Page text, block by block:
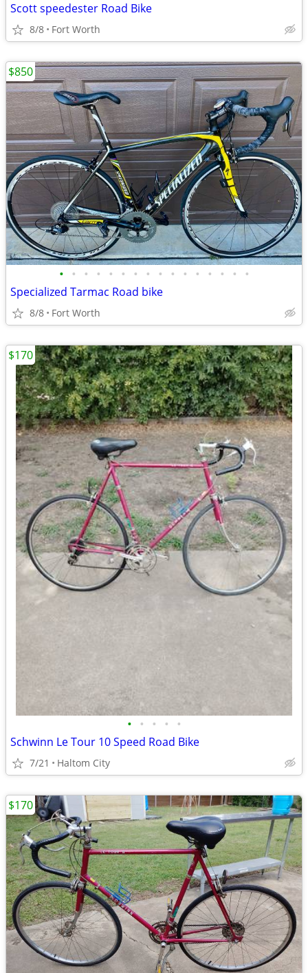
Scott speedester Road Bike
8/8 Fort Worth
• • • • • • • • • • • • • • • •
Specialized Tarmac Road bike
8/8 Fort Worth
$850
• • • • •
Schwinn Le Tour 10 Speed Road Bike
7/21 Haltom City
$170
$170